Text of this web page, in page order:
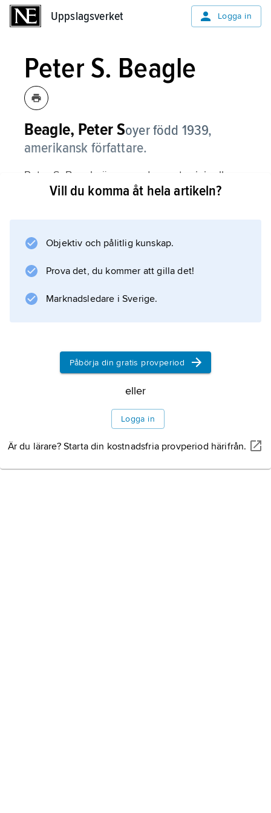
Uppslagsverket Logga in
Peter S. Beagle
Beagle, Peter Soyerfödd 1939,
amerikansk författare.
Peter S. Beagle är en av de mest originella
mytskaparna bland samtida fantasyförfattare.
romaner en mångtydig och varaktig lyster.
Information om artikeln
Vill du komma åt hela artikeln?
Objektiv och pålitlig kunskap.
Prova det, du kommer att gilla det!
Marknadsledare i Sverige.
Påbörja din gratis provperiod
eller
Logga in
Är du lärare? Starta din kostnadsfria provperiod härifrån.